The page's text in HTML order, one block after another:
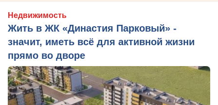
Недвижимость
Жить в ЖК «Династия Парковый» -
значит, иметь всё для активной жизни
прямо во дворе